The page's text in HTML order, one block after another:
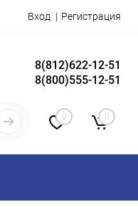
Вход Регистрация
8(812)622-12-51
8(800)555-12-51
0 0